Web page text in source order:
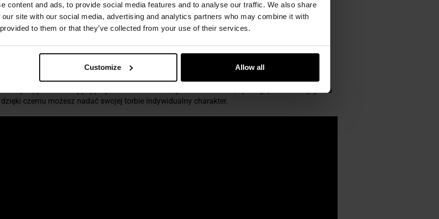
content and ads, to provide social media features and to analyse our traffic. We also share
site with our social media, advertising and analytics partners who may combine it with
to them or that they’ve collected from your use of their services.
Customize Allow all
elastyczną, regulowaną linkę , która umożliwia zamocowanie do torby np. zwiniętą
spełnić regulowane taśmy na spodzie torby, które służą także do kompresji całego Foxtrota.
oraz stabilizują przenoszony ekwipunek
(rzep) umożliwiającą przytwierdzenie dowolnych emblematów, np. flagi państwowej, godła
dzięki czemu możesz nadać swojej torbie indywidualny charakter.